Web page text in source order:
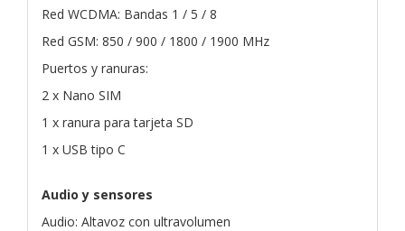
Red WCDMA: Bandas 1 / 5 / 8
Red GSM: 850 / 900 / 1800 / 1900 MHz
Puertos y ranuras:
2 x Nano SIM
1 x ranura para tarjeta SD
1 x USB tipo C
Audio y sensores
Audio: Altavoz con ultravolumen